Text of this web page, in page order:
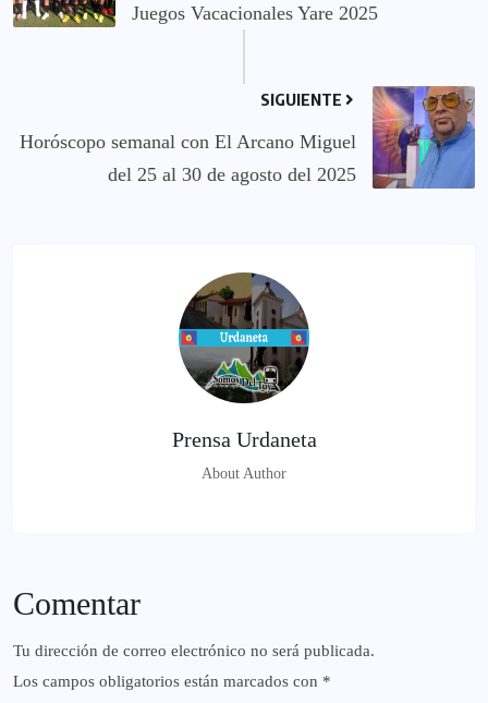
Juegos Vacacionales Yare 2025
SIGUIENTE
Horóscopo semanal con El Arcano Miguel
del 25 al 30 de agosto del 2025
Prensa Urdaneta
About Author
Comentar
Tu dirección de correo electrónico no será publicada.
Los campos obligatorios están marcados con *